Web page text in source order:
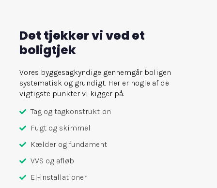
Det tjekker vi ved et
boligtjek
Vores byggesagkyndige gennemgår boligen
systematisk og grundigt. Her er nogle af de
vigtigste punkter vi kigger på:
Tag og tagkonstruktion
Fugt og skimmel
Kælder og fundament
VVS og afløb
El-installationer